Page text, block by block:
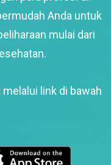
Anda untuk
mulai dari
link di bawah